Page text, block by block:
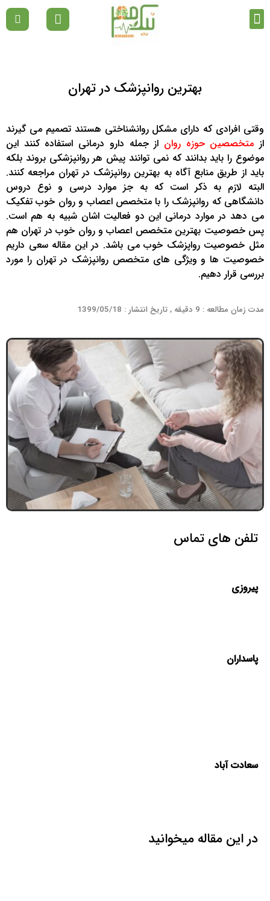
بهترین روانپزشک در تهران
وقتی افرادی که دارای مشکل روانشناختی هستند تصمیم می گیرند
از متخصصین حوزه روان از جمله دارو درمانی استفاده کنند این
موضوع را باید بدانند که نمی توانند پیش هر روانپزشکی بروند بلکه
باید از طریق منابع آگاه به بهترین روانپزشک در تهران مراجعه کنند.
البته لازم به ذکر است که به جز موارد درسی و نوع دروس
دانشگاهی که روانپزشک را با متخصص اعصاب و روان خوب تفکیک
می دهد در موارد درمانی این دو فعالیت اشان شبیه به هم است.
پس خصوصیت بهترین متخصص اعصاب و روان خوب در تهران هم
مثل خصوصیت رواپزشک خوب می باشد. در این مقاله سعی داریم
خصوصیت ها و ویژگی های متخصص روانپزشک در تهران را مورد
بررسی قرار دهیم.
مدت زمان مطالعه : 9 دقیقه , تاریخ انتشار : 1399/05/18
تلفن های تماس
پیروزی
پاسداران
سعادت آباد
در این مقاله میخوانید